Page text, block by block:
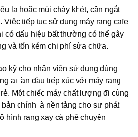
lạ hoặc mùi cháy khét, cần ngắt
Việc tiếp tục sử dụng máy rang cafe
có dấu hiệu bất thường có thể gây
và tốn kém chi phí sửa chữa.
kỹ cho nhân viên sử dụng đúng
ai lần đầu tiếp xúc với máy rang
Một chiếc máy chất lượng đi cùng
chính là nền tảng cho sự phát
hình rang xay cà phê chuyên